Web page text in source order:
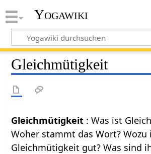
Yogawiki
Gleichmütigkeit
Gleichmütigkeit : Was ist
Woher stammt das Wort? Wozu
Gleichmütigkeit gut? Was sind